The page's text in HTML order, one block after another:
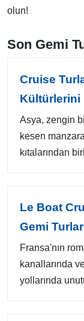
olun!
Son Gemi
Cruise
Kültürlerini
Asya, zengin
kesen
kıtalarından
Le Boat
Gemi
Fransa'nın
kanallarında
yollarında